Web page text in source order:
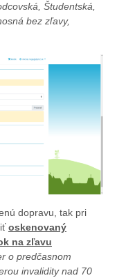
Študentská,
bez zľavy,
dopravu, tak pri
oskenovaný
na zľavu
o predčasnom
invalidity nad 70